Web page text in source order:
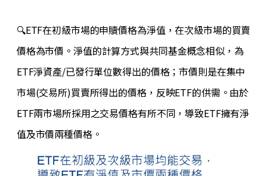
🔍ETF在初級市場的申贖價格為淨值，在次級市場的買賣
價格為市價。淨值的計算方式與共同基金概念相似，為
ETF淨資產/已發行單位數得出的價格；市價則是在集中
市場(交易所)買賣所得出的價格，反映ETF的供需。由於
ETF兩市場所採用之交易價格有所不同，導致ETF擁有淨
值及市價兩種價格。